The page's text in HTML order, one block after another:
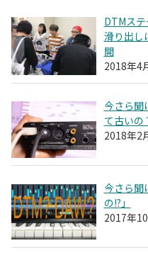
DTMス
滑り出し
開
2018年4
今さら聞
て古いの
2018年2
今さら聞
の!?」
2017年